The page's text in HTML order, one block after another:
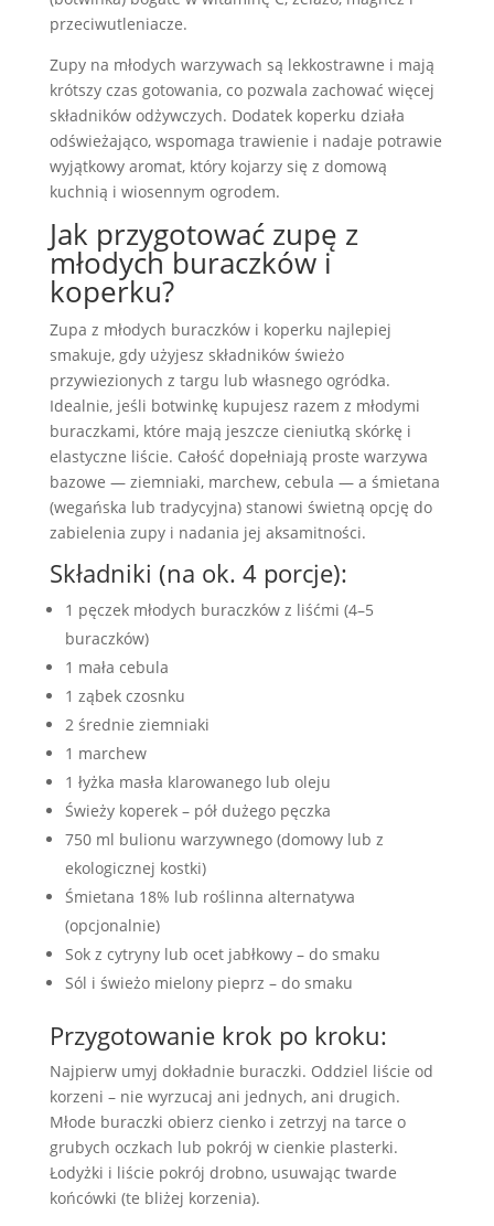
przeciwutleniacze.
Zupy na młodych warzywach są lekkostrawne i mają
krótszy czas gotowania, co pozwala zachować więcej
składników odżywczych. Dodatek koperku działa
odświeżająco, wspomaga trawienie i nadaje potrawie
wyjątkowy aromat, który kojarzy się z domową
kuchnią i wiosennym ogrodem.
Jak przygotować zupę z
młodych buraczków i
koperku?
Zupa z młodych buraczków i koperku najlepiej
smakuje, gdy użyjesz składników świeżo
przywiezionych z targu lub własnego ogródka.
Idealnie, jeśli botwinkę kupujesz razem z młodymi
buraczkami, które mają jeszcze cieniutką skórkę i
elastyczne liście. Całość dopełniają proste warzywa
bazowe — ziemniaki, marchew, cebula — a śmietana
(wegańska lub tradycyjna) stanowi świetną opcję do
zabielenia zupy i nadania jej aksamitności.
Składniki (na ok. 4 porcje):
1 pęczek młodych buraczków z liśćmi (4–5
buraczków)
1 mała cebula
1 ząbek czosnku
2 średnie ziemniaki
1 marchew
1 łyżka masła klarowanego lub oleju
Świeży koperek – pół dużego pęczka
750 ml bulionu warzywnego (domowy lub z
ekologicznej kostki)
Śmietana 18% lub roślinna alternatywa
(opcjonalnie)
Sok z cytryny lub ocet jabłkowy – do smaku
Sól i świeżo mielony pieprz – do smaku
Przygotowanie krok po kroku:
Najpierw umyj dokładnie buraczki. Oddziel liście od
korzeni – nie wyrzucaj ani jednych, ani drugich.
Młode buraczki obierz cienko i zetrzyj na tarce o
grubych oczkach lub pokrój w cienkie plasterki.
Łodyżki i liście pokrój drobno, usuwając twarde
końcówki (te bliżej korzenia).